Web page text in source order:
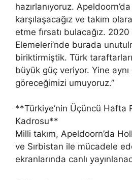
hazırlanıyoruz.
karşılaşacağız ve takım
etme fırsatı bulacağız.
Elemeleri’nde burada
biriktirmiştik. Türk
büyük güç veriyor. Yine
göreceğimizi umuyoruz.”
**Türkiye’nin Üçüncü Hafta
Kadrosu**
Milli takım, Apeldoorn’da
ve Sırbistan ile mücadele
ekranlarında canlı